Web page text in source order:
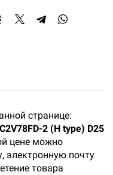
странице:
2 (H type) D25
цене можно
электронную почту
товара